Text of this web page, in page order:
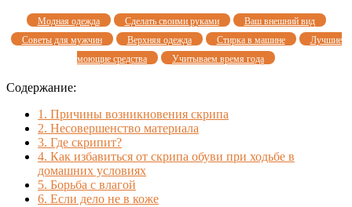
Модная одежда Сделать своими руками
Ваш внешний вид
Советы для мужчин
Верхняя одежда Стирка в машине
Лучшие
моющие средства
Учитываем время года
Содержание:
1. Причины возникновения скрипа
2. Несовершенство материала
3. Где скрипит?
4. Как избавиться от скрипа обуви при ходьбе в
домашних условиях
5. Борьба с влагой
6. Если дело не в коже